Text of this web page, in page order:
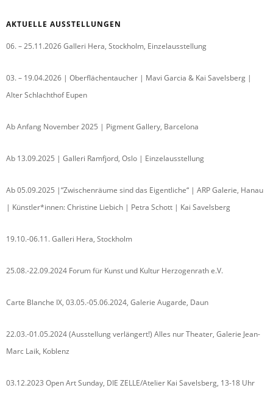
AKTUELLE AUSSTELLUNGEN
06. – 25.11.2026 Galleri Hera, Stockholm, Einzelausstellung
03. – 19.04.2026 | Oberflächentaucher | Mavi Garcia & Kai Savelsberg |
Alter Schlachthof Eupen
Ab Anfang November 2025 | Pigment Gallery, Barcelona
Ab 13.09.2025 | Galleri Ramfjord, Oslo | Einzelausstellung
Ab 05.09.2025 |“Zwischenräume sind das Eigentliche“ | ARP Galerie, Hanau
| Künstler*innen: Christine Liebich | Petra Schott | Kai Savelsberg
19.10.-06.11. Galleri Hera, Stockholm
25.08.-22.09.2024 Forum für Kunst und Kultur Herzogenrath e.V.
Carte Blanche IX, 03.05.-05.06.2024, Galerie Augarde, Daun
22.03.-01.05.2024 (Ausstellung verlängert!) Alles nur Theater, Galerie Jean-
Marc Laik, Koblenz
03.12.2023 Open Art Sunday, DIE ZELLE/Atelier Kai Savelsberg, 13-18 Uhr